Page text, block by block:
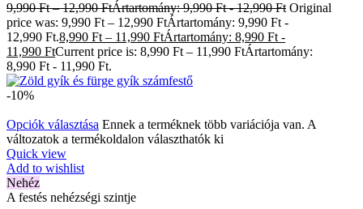
9,990Ft – 12,990FtÁrtartomány: 9,990 Ft - 12,990 Ft Original
price was: 9,990 Ft – 12,990 FtÁrtartomány: 9,990 Ft -
12,990 Ft.8,990 Ft – 11,990 FtÁrtartomány: 8,990 Ft -
11,990 FtCurrent price is: 8,990 Ft – 11,990 FtÁrtartomány:
8,990 Ft - 11,990 Ft.
-10%
Opciók választása Ennek a terméknek több variációja van. A
változatok a termékoldalon választhatók ki
Quick view
Add to wishlist
Nehéz
A festés nehézségi szintje